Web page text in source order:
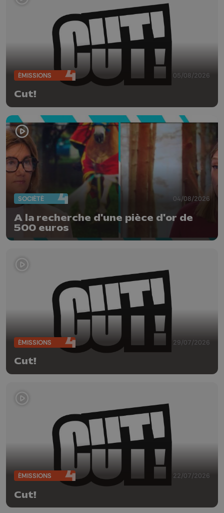
ÉMISSIONS 05/08/2026
Cut!
SOCIÉTÉ 04/08/2026
A la recherche d'une pièce d'or de
500 euros
ÉMISSIONS 29/07/2026
Cut!
ÉMISSIONS 22/07/2026
Cut!